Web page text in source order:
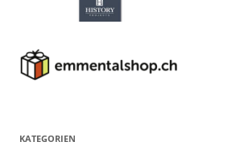
KATEGORIEN